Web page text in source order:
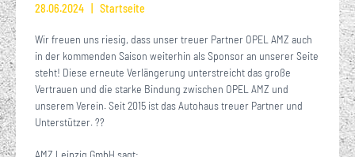
28.06.2024 Startseite
Wir freuen uns riesig, dass unser treuer Partner OPEL AMZ auch
in der kommenden Saison weiterhin als Sponsor an unserer Seite
steht! Diese erneute Verlängerung unterstreicht das große
Vertrauen und die starke Bindung zwischen OPEL AMZ und
unserem Verein. Seit 2015 ist das Autohaus treuer Partner und
Unterstützer. ??
AMZ Leipzig GmbH sagt: